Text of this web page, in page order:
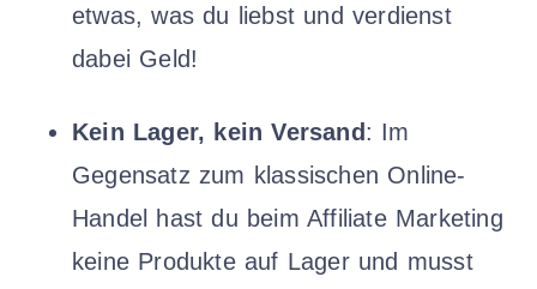
etwas, was du liebst und verdienst
dabei Geld!
Kein Lager, kein Versand : Im
Gegensatz zum klassischen Online-
Handel hast du beim Affiliate Marketing
keine Produkte auf Lager und musst